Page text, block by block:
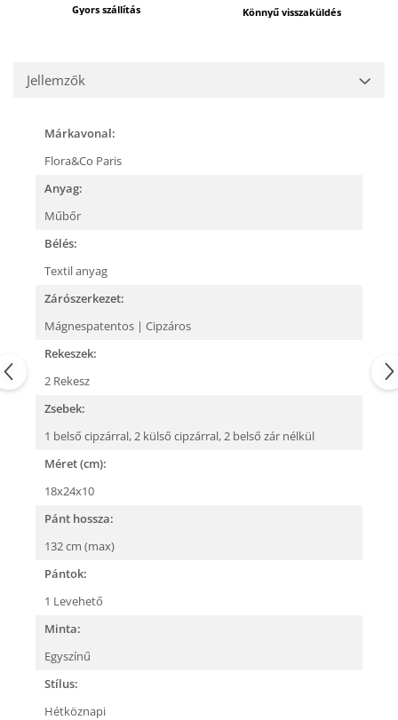
Gyors szállítás Könnyű visszaküldés
Jellemzők
Márkavonal:
Flora&Co Paris
Anyag:
Műbőr
Bélés:
Textil anyag
Zárószerkezet:
Mágnespatentos | Cipzáros
Rekeszek:
2 Rekesz
Zsebek:
1 belső cipzárral,2 külső cipzárral,2 belső zár nélkül
Méret (cm):
18x24x10
Pánt hossza:
132 cm (max)
Pántok:
1 Levehető
Minta:
Egyszínű
Stílus:
Hétköznapi